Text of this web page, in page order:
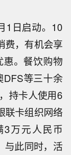
1日启动。10
费，有机会享
。餐饮购物
DFS等三十余
持卡人使用6
联卡组织网络
3万元人民币
与此同时，活